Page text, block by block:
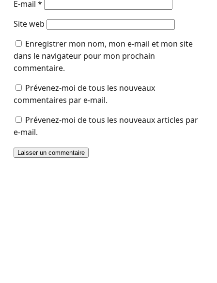
E-mail *
Site web
Enregistrer mon nom, mon e-mail et mon site
dans le navigateur pour mon prochain
commentaire.
Prévenez-moi de tous les nouveaux
commentaires par e-mail.
Prévenez-moi de tous les nouveaux articles par
e-mail.